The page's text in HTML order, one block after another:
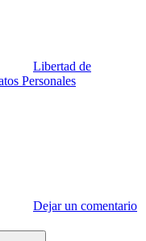
Libertad de
Personales
Dejar un comentario